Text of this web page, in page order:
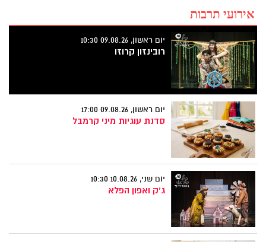
אירועי תרבות
יום ראשון, 09.08.26 10:30
רובינזון קרוזו
יום ראשון, 09.08.26 17:00
סדנת עוגיות מיני קרמבל
יום שני, 10.08.26 10:30
ג'ק ואפון הפלא